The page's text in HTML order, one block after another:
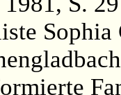
Sophia